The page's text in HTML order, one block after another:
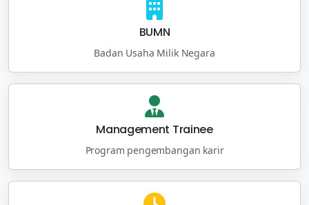
BUMN
Badan Usaha Milik Negara
Management Trainee
Program pengembangan karir